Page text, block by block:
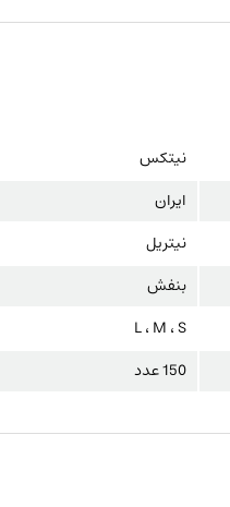
نیتکس
ایران
نیتریل
بنفش
L ، M ، S
150 عدد